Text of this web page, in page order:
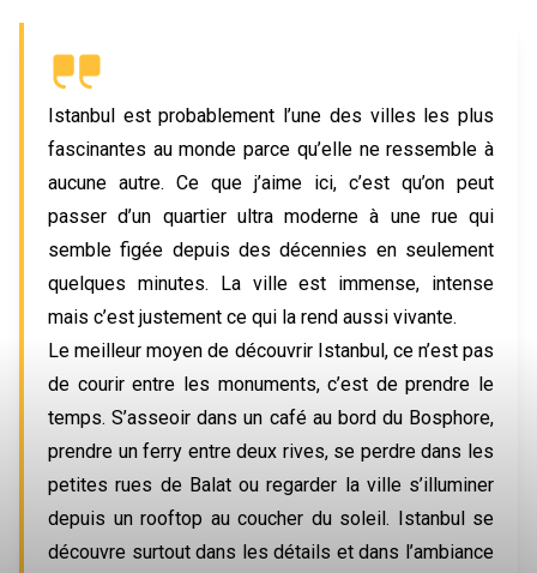
Istanbul est probablement l’une des villes les plus
fascinantes au monde parce qu’elle ne ressemble à
aucune autre. Ce que j’aime ici, c’est qu’on peut
passer d’un quartier ultra moderne à une rue qui
semble figée depuis des décennies en seulement
quelques minutes. La ville est immense, intense
mais c’est justement ce qui la rend aussi vivante.
Le meilleur moyen de découvrir Istanbul, ce n’est pas
de courir entre les monuments, c’est de prendre le
temps. S’asseoir dans un café au bord du Bosphore,
prendre un ferry entre deux rives, se perdre dans les
petites rues de Balat ou regarder la ville s’illuminer
depuis un rooftop au coucher du soleil. Istanbul se
découvre surtout dans les détails et dans l’ambiance